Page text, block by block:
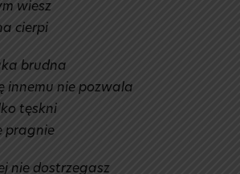
wiesz
cierpi
brudna
innemu nie pozwala
tęskni
pragnie
nie dostrzegasz